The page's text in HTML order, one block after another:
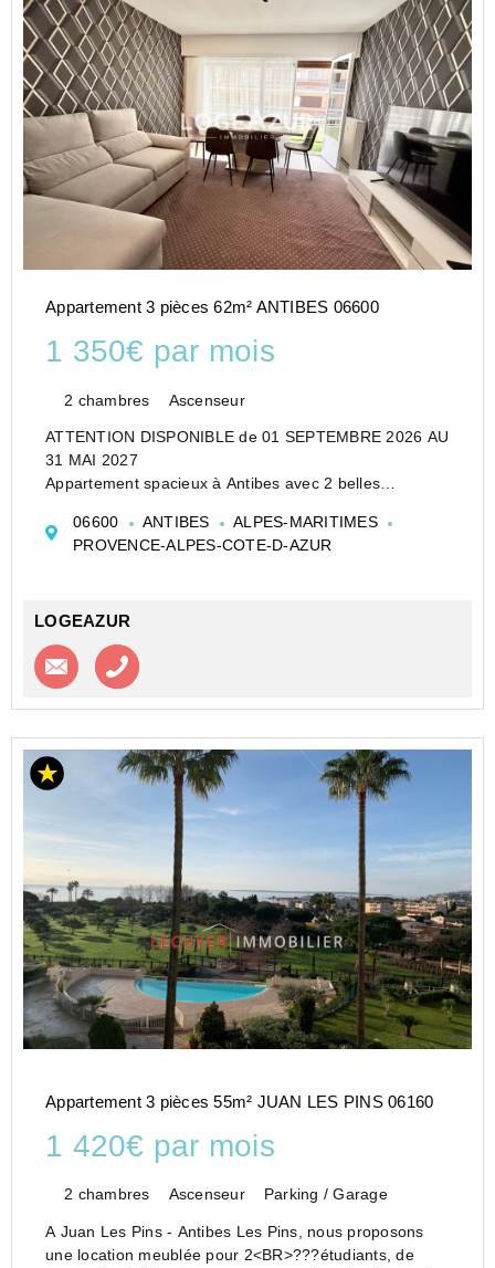
Appartement 3 pièces 62m² ANTIBES 06600
1 350€ par mois
2 chambres Ascenseur
ATTENTION DISPONIBLE de 01 SEPTEMBRE 2026 AU
31 MAI 2027
Appartement spacieux à Antibes avec 2 belles
d’angle, cuisine équipée et meublée, salle d’eau avec
lave-linge. Ce bien dispose de 2 terrasses. Proche pl...
06600 ANTIBES
ALPES-MARITIMES
PROVENCE-ALPES-COTE-D-AZUR
LOGEAZUR
Contacter l'agence
Appartement 3 pièces 55m² JUAN LES PINS 06160
1 420€ par mois
2 chambres Ascenseur Parking / Garage
A Juan Les Pins - Antibes Les Pins, nous proposons
une location meublée pour 2<BR>???étudiants, de